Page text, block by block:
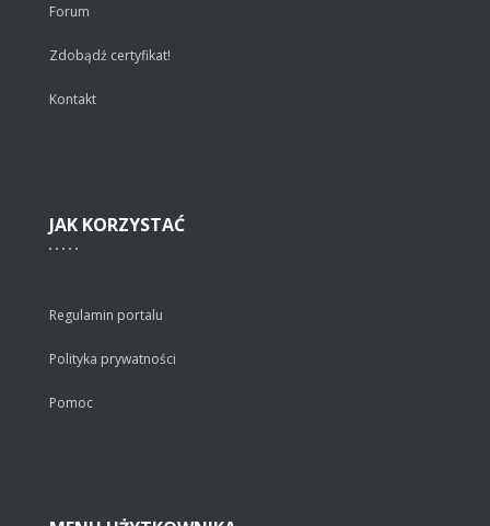
Forum
Zdobądź certyfikat!
Kontakt
JAK KORZYSTAĆ
Regulamin portalu
Polityka prywatności
Pomoc